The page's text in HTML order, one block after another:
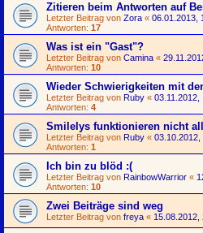
Zitieren beim Antworten auf
Letzter Beitrag von Zora « 06.01.2013,
Antworten: 17
Was ist ein "Gast"?
Letzter Beitrag von Camina «
Antworten: 10
Wieder Schwierigkeiten mit
Letzter Beitrag von Ruby « 03.11.2012,
Antworten: 4
Smilelys funktionieren nicht
Letzter Beitrag von Ruby « 03.10.2012,
Antworten: 1
Ich bin zu blöd :(
Letzter Beitrag von RainbowWarrior «
Antworten: 10
Zwei Beiträge sind weg
Letzter Beitrag von freya « 15.08.2012,